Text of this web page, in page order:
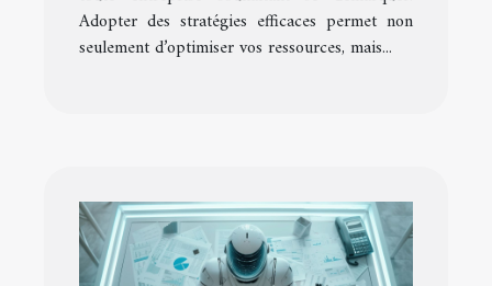
Adopter des stratégies efficaces permet non
seulement d’optimiser vos ressources, mais...